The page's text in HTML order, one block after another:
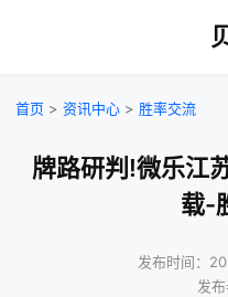
首页 > 资讯中心 > 胜率交流
牌路研判!微乐江
载-
发布时间：
发